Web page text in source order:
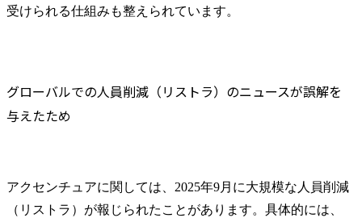
受けられる仕組みも整えられています。
グローバルでの人員削減（リストラ）のニュースが誤解を
与えたため
アクセンチュアに関しては、2025年9月に大規模な人員削減
（リストラ）が報じられたことがあります。具体的には、